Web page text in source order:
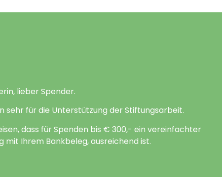
lieber Spender.
sehr für die Unterstützung der Stiftungsarbeit.
dass für Spenden bis € 300,- ein vereinfachter
mit Ihrem Bankbeleg, ausreichend ist.